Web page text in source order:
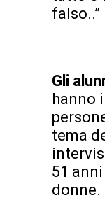
falso..”
Gli
hanno
tema
51
donne.